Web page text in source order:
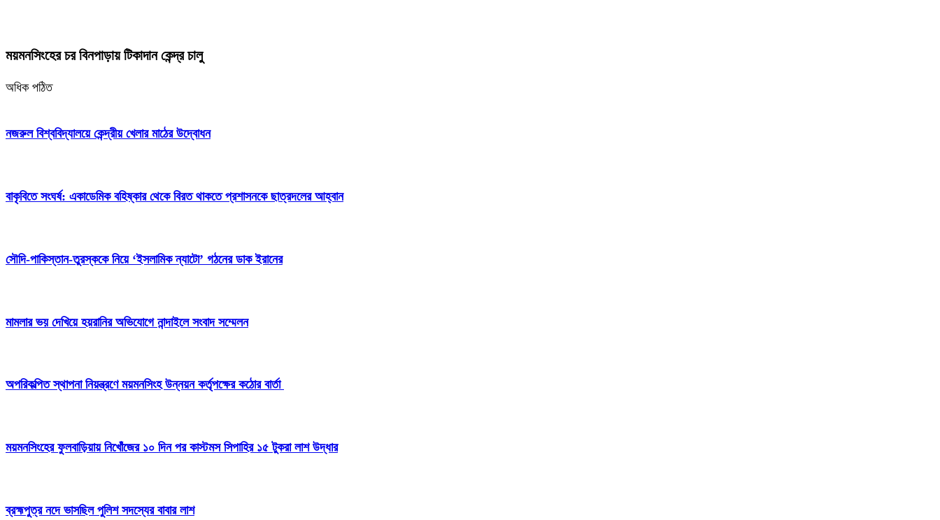
ময়মনসিংহের চর বিনপাড়ায় টিকাদান কেন্দ্র চালু
অধিক পঠিত
নজরুল বিশ্ববিদ্যালয়ে কেন্দ্রীয় খেলার মাঠের উদ্বোধন
বাকৃবিতে সংঘর্ষ: একাডেমিক বহিষ্কার থেকে বিরত থাকতে প্রশাসনকে ছাত্রদলের আহ্বান
সৌদি-পাকিস্তান-তুরস্ককে নিয়ে ‘ইসলামিক ন্যাটো’ গঠনের ডাক ইরানের
মামলার ভয় দেখিয়ে হয়রানির অভিযোগে নান্দাইলে সংবাদ সম্মেলন
অপরিকল্পিত স্থাপনা নিয়ন্ত্রণে ময়মনসিংহ উন্নয়ন কর্তৃপক্ষের কঠোর বার্তা
ময়মনসিংহের ফুলবাড়িয়ায় নিখোঁজের ১০ দিন পর কাস্টমস সিপাহির ১৫ টুকরা লাশ উদ্ধার
ব্রহ্মপুত্র নদে ভাসছিল পুলিশ সদস্যের বাবার লাশ